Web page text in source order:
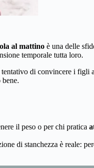
al mattino è una delle
temporale tutta loro.
di convincere i figli
il peso o per chi pratica
di stanchezza è reale: